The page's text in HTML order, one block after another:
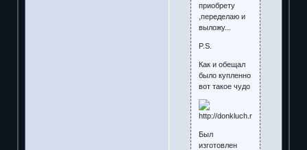
приобрету
,переделаю и
выложу...
P.S.
Как и обещал
было купленно
вот такое чудо
Был
изготовлен